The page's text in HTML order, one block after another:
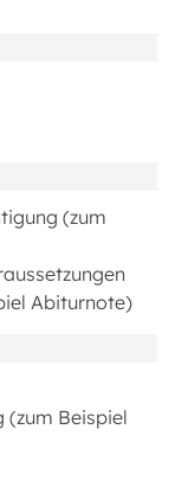
(zum
Abiturnote)
(zum Beispiel